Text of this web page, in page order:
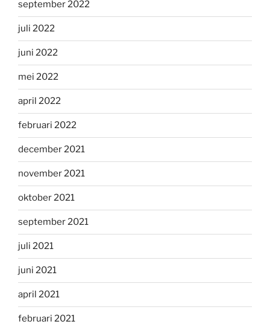
september 2022
juli 2022
juni 2022
mei 2022
april 2022
februari 2022
december 2021
november 2021
oktober 2021
september 2021
juli 2021
juni 2021
april 2021
februari 2021